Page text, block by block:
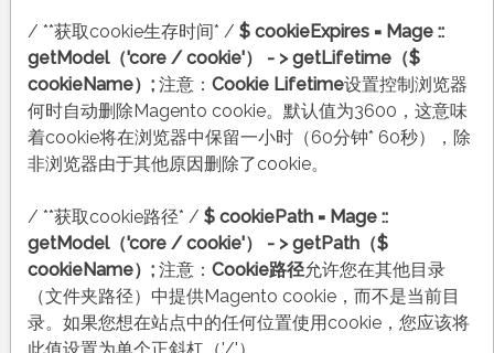
/ **获取cookie生存时间* / $ cookieExpires = Mage ::
getModel（'core / cookie'） - > getLifetime（$
cookieName）; 注意： Cookie Lifetime设置控制浏览器
何时自动删除Magento cookie。默认值为3600，这意味
着cookie将在浏览器中保留一小时（60分钟* 60秒），除
非浏览器由于其他原因删除了cookie。
/ **获取cookie路径* / $ cookiePath = Mage ::
getModel（'core / cookie'） - > getPath（$
cookieName）; 注意： Cookie路径允许您在其他目录
（文件夹路径）中提供Magento cookie，而不是当前目
录。如果您想在站点中的任何位置使用cookie，您应该将